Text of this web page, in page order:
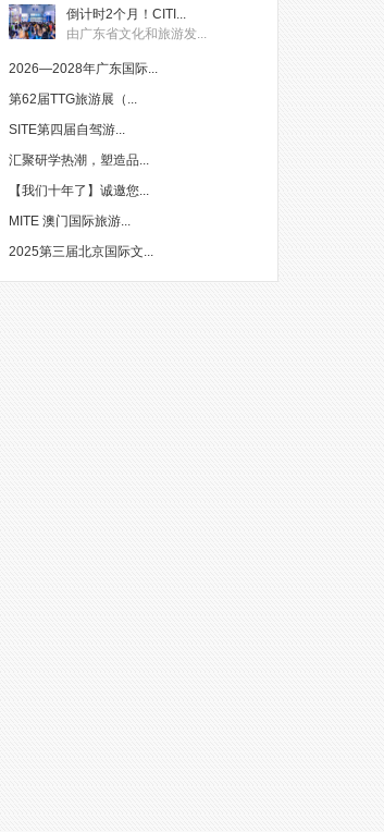
倒计时2个月！CITI...
由广东省文化和旅游发...
2026—2028年广东国际...
第62届TTG旅游展（...
SITE第四届自驾游...
汇聚研学热潮，塑造品...
【我们十年了】诚邀您...
MITE 澳门国际旅游...
2025第三届北京国际文...